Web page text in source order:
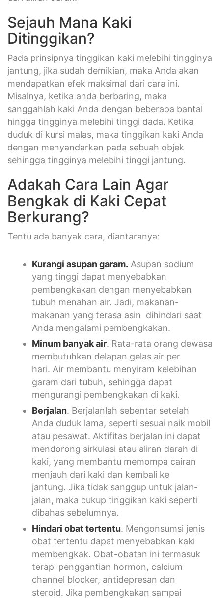
Sejauh Mana Kaki
Ditinggikan?
Pada prinsipnya tinggikan kaki melebihi tingginya
jantung, jika sudah demikian, maka Anda akan
mendapatkan efek maksimal dari cara ini.
Misalnya, ketika anda berbaring, maka
sanggahlah kaki Anda dengan beberapa bantal
hingga tingginya melebihi tinggi dada. Ketika
duduk di kursi malas, maka tinggikan kaki Anda
dengan menyandarkan pada sebuah objek
sehingga tingginya melebihi tinggi jantung.
Adakah Cara Lain Agar
Bengkak di Kaki Cepat
Berkurang?
Tentu ada banyak cara, diantaranya:
Kurangi asupan garam. Asupan sodium
yang tinggi dapat menyebabkan
pembengkakan dengan menyebabkan
tubuh menahan air. Jadi, makanan-
makanan yang terasa asin dihindari saat
Anda mengalami pembengkakan.
Minum banyak air. Rata-rata orang dewasa
membutuhkan delapan gelas air per
hari. Air membantu menyiram kelebihan
garam dari tubuh, sehingga dapat
mengurangi pembengkakan di kaki.
Berjalan. Berjalanlah sebentar setelah
Anda duduk lama, seperti sesuai naik mobil
atau pesawat. Aktifitas berjalan ini dapat
mendorong sirkulasi atau aliran darah di
kaki, yang membantu memompa cairan
menjauh dari kaki dan kembali ke
jantung. Jika tidak sanggup untuk jalan-
jalan, maka cukup tinggikan kaki seperti
dibahas sebelumnya.
Hindari obat tertentu. Mengonsumsi jenis
obat tertentu dapat menyebabkan kaki
membengkak. Obat-obatan ini termasuk
terapi penggantian hormon, calcium
channel blocker, antidepresan dan
steroid. Jika pembengkakan sampai